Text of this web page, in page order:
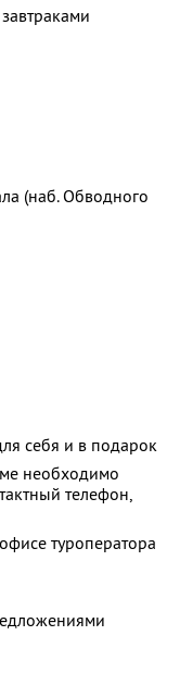
(наб. Обводного
себя и в подарок
необходимо
телефон,
туроператора